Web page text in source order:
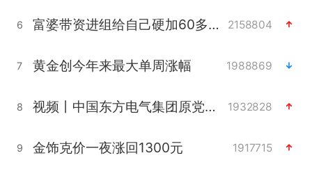
6 富婆带资进组给自己硬加60多场吻戏 2158804
7 黄金创今年来最大单周涨幅 1988869
8 视频丨中国东方电气集团原党组副书记、董事宋致远被查 1932828
9 金饰克价一夜涨回1300元 1917715